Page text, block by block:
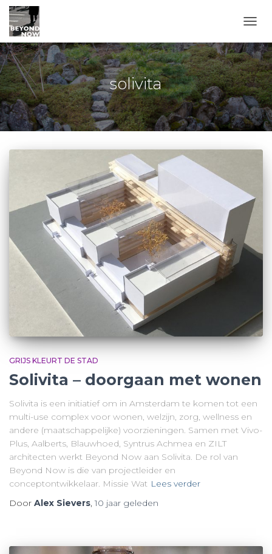
solivita
GRIJS KLEURT DE STAD
Solivita – doorgaan met wonen
Solivita is een initiatief om in Amsterdam te komen tot een
multi-use complex voor wonen, welzijn, zorg, wellness en
andere (maatschappelijke) voorzieningen. Samen met Vivo-
Plus, Aalberts, Blauwhoed, Syntrus Achmea en ZILT
architecten werkt Beyond Now aan Solivita. De rol van
Beyond Now is die van projectleider en
conceptontwikkelaar. Missie Wat Lees verder
Door Alex Sievers,10 jaar geleden